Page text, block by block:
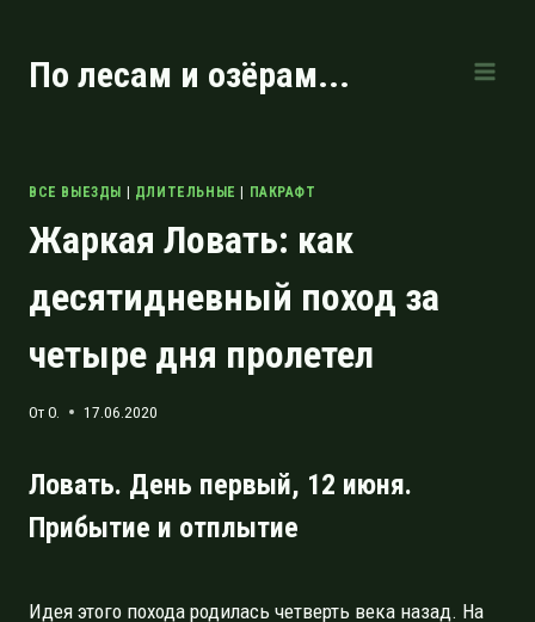
содержимому
По лесам и озёрам...
ВСЕ ВЫЕЗДЫ ДЛИТЕЛЬНЫЕ ПАКРАФТ
Жаркая Ловать: как
десятидневный поход за
четыре дня пролетел
ОтO. 17.06.2020
Ловать. День первый, 12 июня.
Прибытие и отплытие
Идея этого похода родилась четверть века назад. На